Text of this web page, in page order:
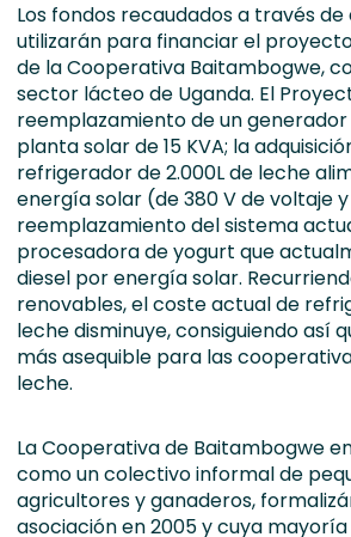
Los fondos recaudados a través
utilizarán para financiar el
de la Cooperativa Baitambogwe,
sector lácteo de Uganda. El
reemplazamiento de un
planta solar de 15 KVA; la
refrigerador de 2.000L de leche
energía solar (de 380 V de voltaje y
reemplazamiento del sistema
procesadora de yogurt que
diesel por energía solar.
renovables, el coste actual de
leche disminuye, consiguiendo así
más asequible para las
leche.
La Cooperativa de Baitambogwe
como un colectivo informal de
agricultores y ganaderos,
asociación en 2005 y cuya